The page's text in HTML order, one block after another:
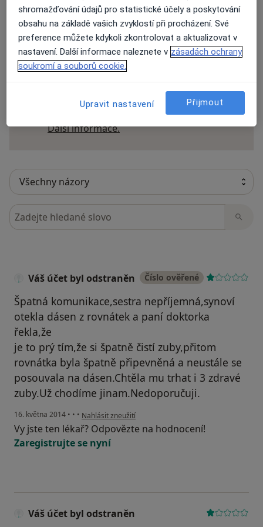
10 názorů
Specialisté nemají možnost zaplatit za
odstranění nebo změnu recenze pacienta.
Další informace.Další informace o názorech
Hledejte v názorech
Váš účet byl odstraněn Číslo ověřené
Špatná komunikace,sestra nepříjemná,synoví
otekla dásen z rovnátek a paní doktorka
řekla,že
je to prý tím,že si špatně čistí zuby,přitom
rovnátka byla špatně připevněná a neustále se
posouvala na dásen.Chtěla mu trhat i 3 zdravé
zuby.Už chodíme jinam.Nedoporučuji.
16. května 2014 • • • podle názoru uživatele Váš účet byl odstraněn
Nahlásit zneužití
Vy jste ten lékař? Odpovězte na hodnocení!
Zaregistrujte se nyní
Váš účet byl odstraněn
shromažďování údajů pro statistické účely a poskytování
obsahu na základě vašich zvyklostí při procházení. Své
preference můžete kdykoli zkontrolovat a aktualizovat v
nastavení. Další informace naleznete v zásadách ochrany
soukromí a souborů cookie.
Upravit nastavení Přijmout